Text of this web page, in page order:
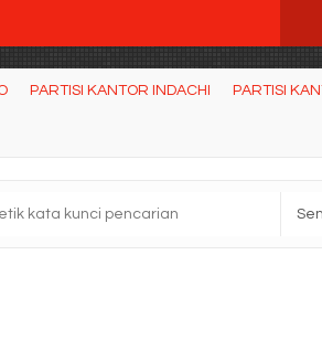
PARTISI KANTOR INDACHI PARTISI